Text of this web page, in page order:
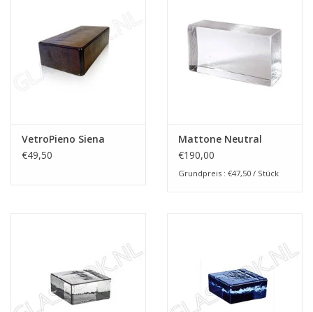
VetroPieno Siena
€49,50
Mattone Neutral
€190,00
Grundpreis : €47,50 / Stück